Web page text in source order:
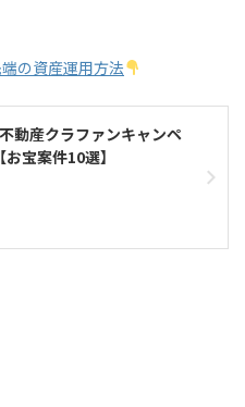
の資産運用方法
動産クラファンキャンペ
宝案件10選】